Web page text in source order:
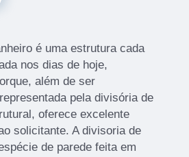
é uma estrutura cada
nos dias de hoje,
além de ser
pela divisória de
oferece excelente
solicitante. A divisoria de
de parede feita em